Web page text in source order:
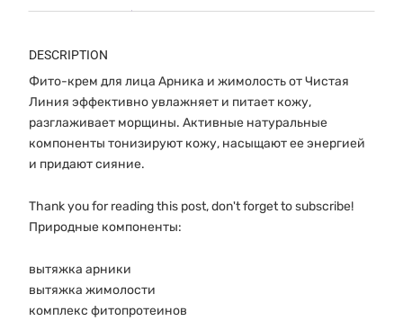
арника
и
жимолость
45
мл
quantity
DESCRIPTION
Фито-крем для лица Арника и жимолость от Чистая
Линия эффективно увлажняет и питает кожу,
разглаживает морщины. Активные натуральные
компоненты тонизируют кожу, насыщают ее энергией
и придают сияние.
Thank you for reading this post, don't forget to subscribe!
Природные компоненты:
вытяжка арники
вытяжка жимолости
комплекс фитопротеинов